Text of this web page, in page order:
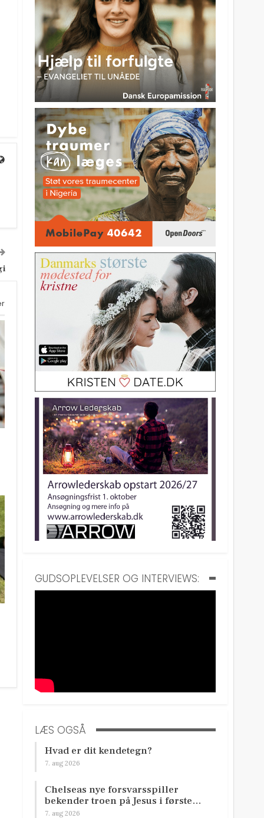
GUDSOPLEVELSER OG INTERVIEWS:
LÆS OGSÅ
Hvad er dit kendetegn?
7. aug 2026
Chelseas nye forsvarsspiller
bekender troen på Jesus i første…
7. aug 2026